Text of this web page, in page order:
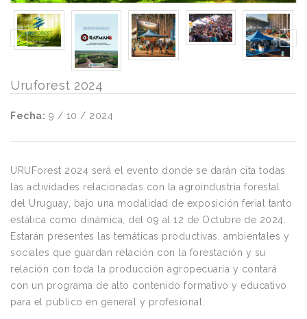
Uruforest 2024
Fecha: 9 / 10 / 2024
URUForest 2024 será el evento donde se darán cita todas
las actividades relacionadas con la agroindustria forestal
del Uruguay, bajo una modalidad de exposición ferial tanto
estática como dinámica, del 09 al 12 de Octubre de 2024.
Estarán presentes las temáticas productivas, ambientales y
sociales que guardan relación con la forestación y su
relación con toda la producción agropecuaria y contará
con un programa de alto contenido formativo y educativo
para el público en general y profesional.